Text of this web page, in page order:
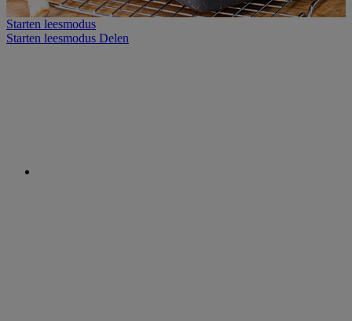
Starten leesmodus
Starten leesmodus Delen